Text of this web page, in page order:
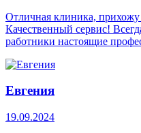
Отличная клиника,
Качественный сервис!
работники настоящие
Евгения
19.09.2024